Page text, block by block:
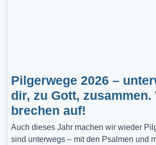
Pilgerwege 2026 –
dir, zu Gott, zusammen.
brechen auf!
Auch dieses Jahr machen wir wieder
sind unterwegs – mit den Psalmen und